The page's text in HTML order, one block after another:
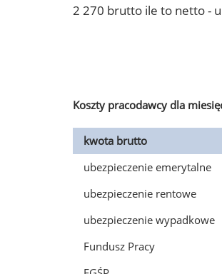
2 270 brutto ile to netto -
Koszty pracodawcy dla
kwota brutto
ubezpieczenie emerytalne
ubezpieczenie rentowe
ubezpieczenie wypadkowe
Fundusz Pracy